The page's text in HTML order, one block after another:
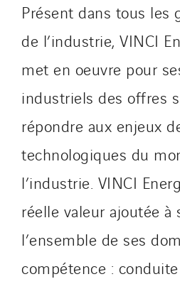
Présent dans tous les
de l’industrie, VINCI
met en oeuvre pour
industriels des offres
répondre aux enjeux
technologiques du
l’industrie. VINCI
réelle valeur ajoutée
l’ensemble de ses
compétence :